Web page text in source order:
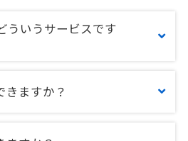
ういうサービスです
きますか？